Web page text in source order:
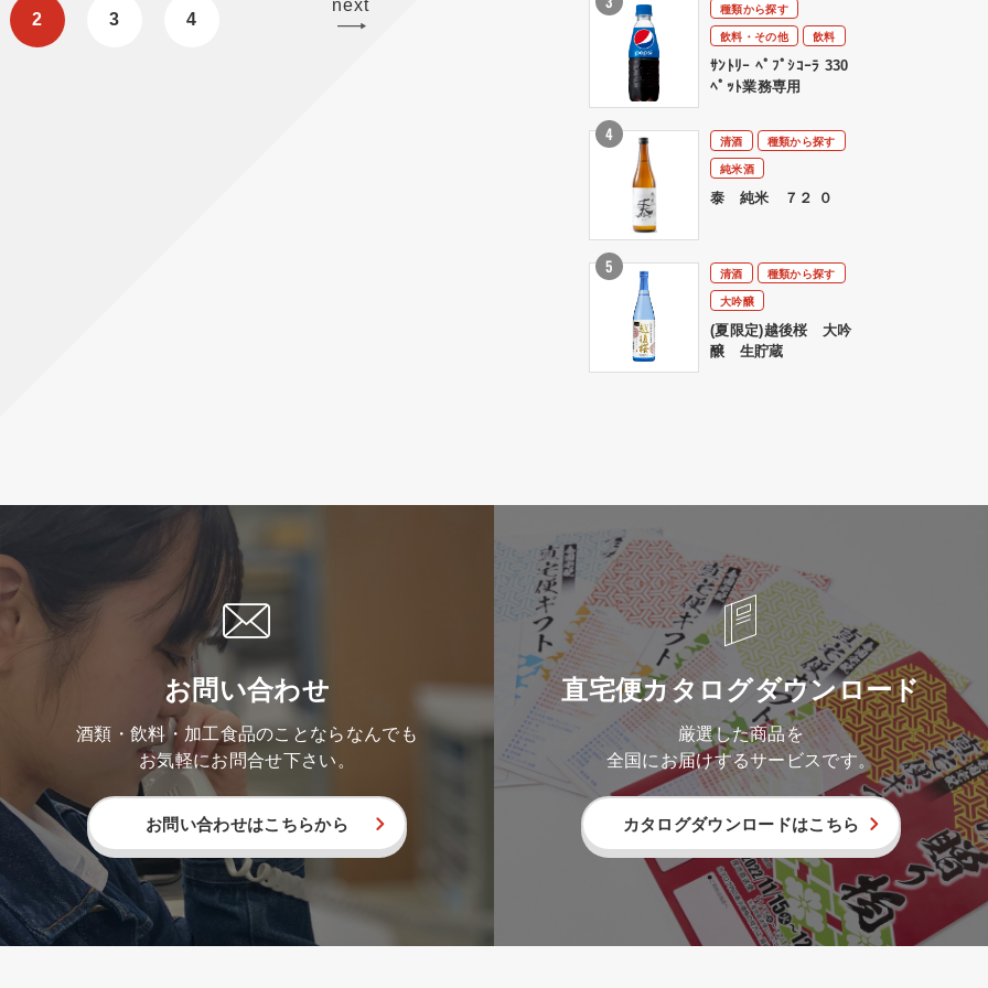
2 3 4
next
種類から探す
飲料・その他
飲料
ｻﾝﾄﾘｰ ﾍﾟﾌﾟｼｺｰﾗ 330
ﾍﾟｯﾄ業務専用
清酒
種類から探す
純米酒
泰 純米 ７２ ０
清酒
種類から探す
大吟醸
(夏限定)越後桜 大吟
醸 生貯蔵
お問い合わせ
酒類・飲料・加工食品のことならなんでも
お気軽にお問合せ下さい。
お問い合わせはこちらから
直宅便カタログダウンロード
厳選した商品を
全国にお届けするサービスです。
カタログダウンロードはこちら